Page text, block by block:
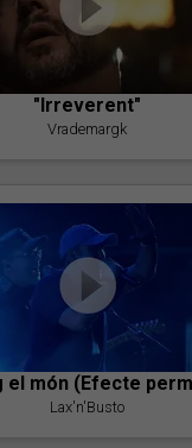
"Irreverent"
Vrademargk
el món (Efecte
Lax'n'Busto